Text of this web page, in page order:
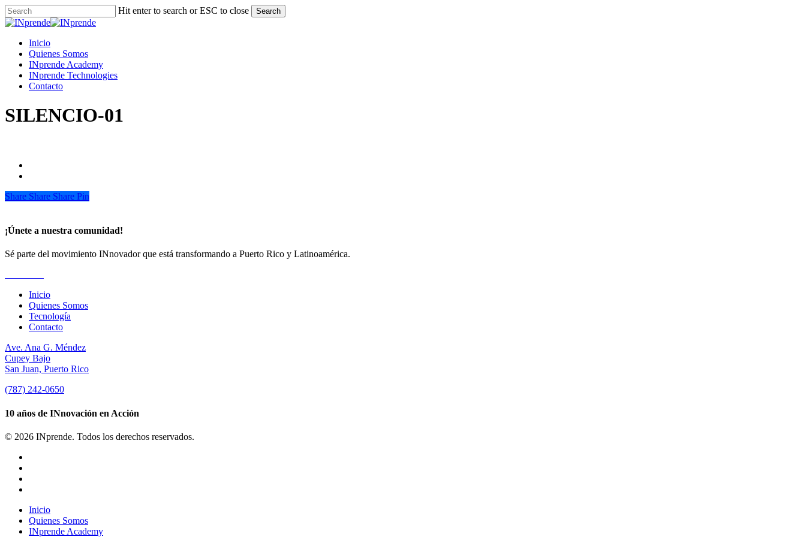
Skip
to
content
Hit enter to search or ESC to close Search
Close
Menu
Inicio
Quienes Somos
INprende Academy
INprende Technologies
Contacto
SILENCIO-01
Share
Share Share Share Pin
¡Únete a nuestra comunidad!
Sé parte del movimiento INnovador que está transformando a Puerto Rico y Latinoamérica.
Inicio
Quienes Somos
Tecnología
Contacto
Ave. Ana G. Méndez
Cupey Bajo
San Juan, Puerto Rico
(787) 242-0650
10 años de INnovación en Acción
© 2026 INprende. Todos los derechos reservados.
Close
Menu
Inicio
Quienes Somos
INprende Academy